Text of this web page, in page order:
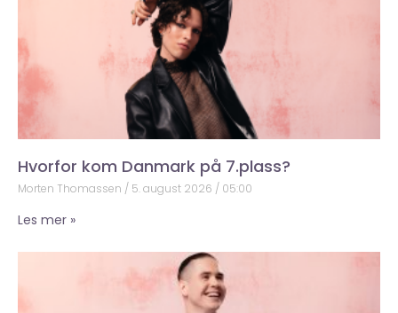
Hvorfor kom Danmark på 7.plass?
Morten Thomassen 5. august 2026 05:00
Les mer »